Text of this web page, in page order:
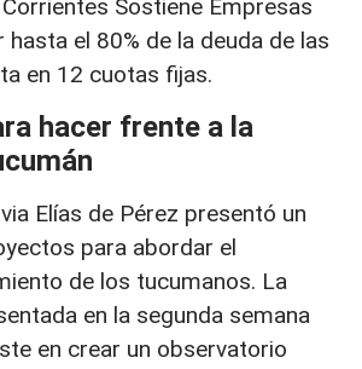
Sostiene Empresas
hasta el 80% de la deuda de las
en 12 cuotas fijas.
hacer frente a la
Elías de Pérez presentó un
para abordar el
de los tucumanos. La
en la segunda semana
en crear un observatorio